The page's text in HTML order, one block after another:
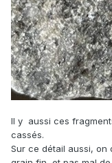
Il y aussi ces
cassés.
Sur ce détail aussi,